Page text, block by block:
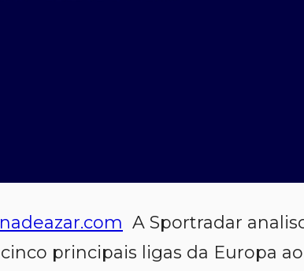
A Sportradar
principais ligas da Europa ao